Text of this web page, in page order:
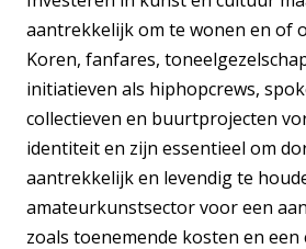
aantrekkelijk om te wonen en of
Koren, fanfares,
initiatieven als hiphopcrews,
collectieven en buurtprojecten
identiteit en zijn essentieel om
aantrekkelijk en levendig te
amateurkunstsector voor een
zoals toenemende kosten en een